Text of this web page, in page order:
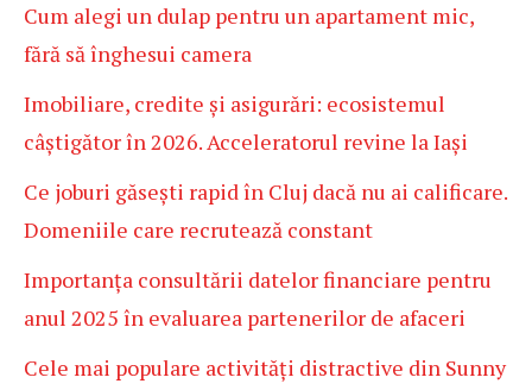
Cum alegi un dulap pentru un apartament mic,
fără să înghesui camera
Imobiliare, credite și asigurări: ecosistemul
câștigător în 2026. Acceleratorul revine la Iași
Ce joburi găsești rapid în Cluj dacă nu ai calificare.
Domeniile care recrutează constant
Importanța consultării datelor financiare pentru
anul 2025 în evaluarea partenerilor de afaceri
Cele mai populare activități distractive din Sunny